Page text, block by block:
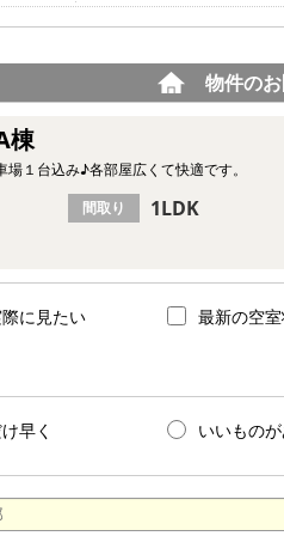
物件の
棟
１台込み♪各部屋広くて快適です。
間取り 1LDK
に見たい 最新の空
早く いいもの